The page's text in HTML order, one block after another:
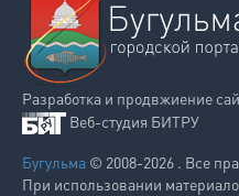
Разработка и продвжиение
Веб-студия БИТРУ
Бугульма © 2008-2026 . Все
При использовании